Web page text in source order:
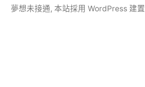
夢想未接通, 本站採用 WordPress 建置